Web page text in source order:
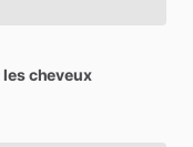
lescheveux